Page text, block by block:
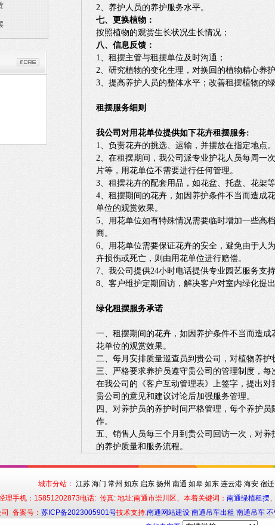
2、养护人员的养护服务水平。
七、更换植物：
按照植物的观赏生长状况生长情况；
八、信息反馈：
1、租摆主管与租摆单位及时沟通；
2、研究植物的变化生理，对换回的植物精心养
3、提高养护人员的整体水平；改善租摆植物的
租摆服务细则
我公司对用花单位提供如下花卉租摆服务:
1、负责花卉的挑选、运输，并摆放在指定地点。
2、在租摆期间，我公司派专业护花人员每周一
片等，用花单位不需要进行任何管理。
3、租摆花卉的配套用品，如花盆、托盘、花架
4、租摆期间的花卉，如因养护条件不当而造成
单位的观赏效果。
5、用花单位如有特殊情况需要临时增加一些高
商。
6、用花单位需要保证花卉的安全，避免由于人
卉损伤或死亡，则由用花单位进行赔偿。
7、我公司提供24小时电话提供专业园艺服务支
8、客户维护定期回访，解决客户对室内绿化提
绿化租摆服务承诺
一、租摆期间的花卉，如因养护条件不当而造
花单位的观赏效果。
二、每月安排质量巡查员到贵公司，对植物养
三、严格要求养护员遵守贵公司的管理制度，
在我公司的《客户互动管理表》上签字，提出
贵公司的意见和建议讨论后加强服务管理。
四、对养护员的养护时间严格管理，每个养护
作。
五、销售人员每三个月到贵公司回访一次，对
的养护质量和服务流程。
城市分站： 江苏 海门 常州 如东 启东 扬州 南通 如皋 如东 连云港 海安 宿迁
理手机：15851202873电话: 传真: 地址:南通市崇川区、本着关键词： 南通绿植租摆、
备案号： 苏ICP备2023005901号技术支持:南通网站建设 南通吊车出租 南通吊车 不